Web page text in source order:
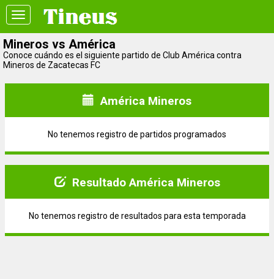
Toggle
navigation
Mineros vs América
Conoce cuándo es el siguiente partido de Club América contra
Mineros de Zacatecas FC
América Mineros
No tenemos registro de partidos programados
Resultado América Mineros
No tenemos registro de resultados para esta temporada